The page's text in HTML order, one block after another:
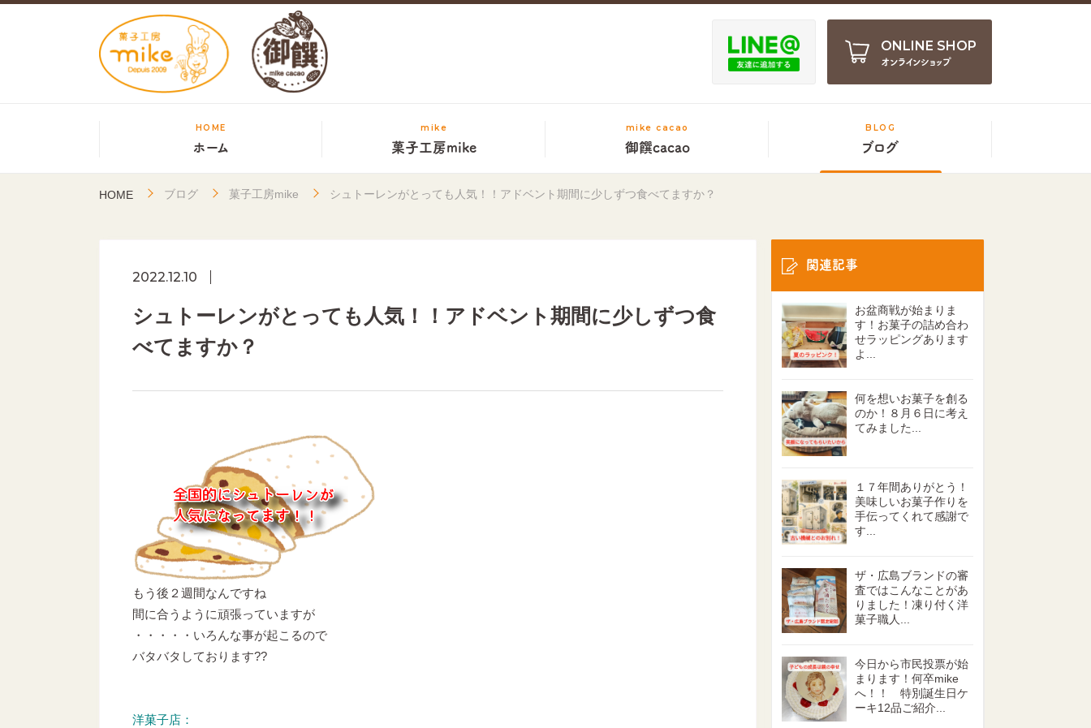
ONLINE SHOP
オンラインショップ
HOME
ホーム
mike
菓子工房mike
mike cacao
御饌cacao
BLOG
ブログ
HOME ブログ 菓子工房mike シュトーレンがとっても人気！！アドベント期間に少しずつ食べてますか？
2022.12.10
シュトーレンがとっても人気！！アドベント期間に少しずつ食
べてますか？
もう後２週間なんですね
間に合うように頑張っていますが
・・・・・いろんな事が起こるので
バタバタしております??
洋菓子店：
関連記事
お盆商戦が始まりま
す！お菓子の詰め合わ
せラッピングあります
よ...
何を想いお菓子を創る
のか！８月６日に考え
てみました...
１７年間ありがとう！
美味しいお菓子作りを
手伝ってくれて感謝で
す...
ザ・広島ブランドの審
査ではこんなことがあ
りました！凍り付く洋
菓子職人...
今日から市民投票が始
まります！何卒mike
へ！！ 特別誕生日ケ
ーキ12品ご紹介...